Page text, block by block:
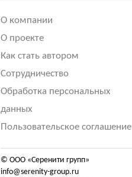
О компании
О проекте
Как стать автором
Сотрудничество
Обработка персональных
данных
Пользовательское соглашение
© ООО «Серенити групп»
info@serenity-group.ru